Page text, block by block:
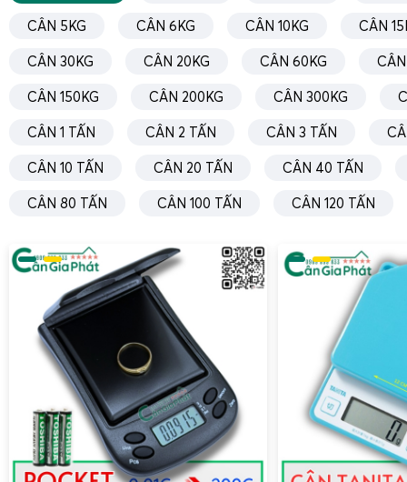
CÂN 5KG CÂN 6KG CÂN 10KG CÂN
CÂN 30KG CÂN 20KG CÂN 60KG
CÂN 150KG CÂN 200KG CÂN 300KG
CÂN 1 TẤN CÂN 2 TẤN CÂN 3 TẤN
CÂN 10 TẤN CÂN 20 TẤN CÂN 40 TẤN
CÂN 80 TẤN CÂN 100 TẤN CÂN 120 TẤN